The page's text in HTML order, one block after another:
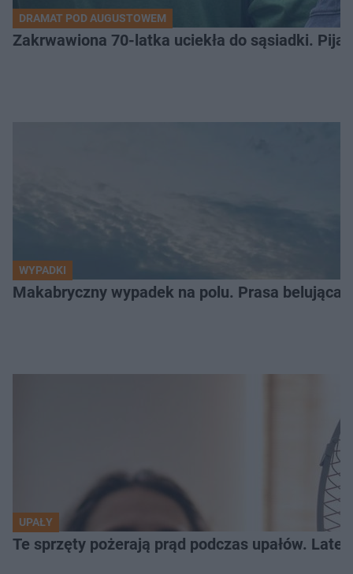
DRAMAT POD AUGUSTOWEM
Zakrwawiona 70-latka uciekła do sąsiadki.
WYPADKI
Makabryczny wypadek na polu. Prasa belująca
UPAŁY
Te sprzęty pożerają prąd podczas upałów.